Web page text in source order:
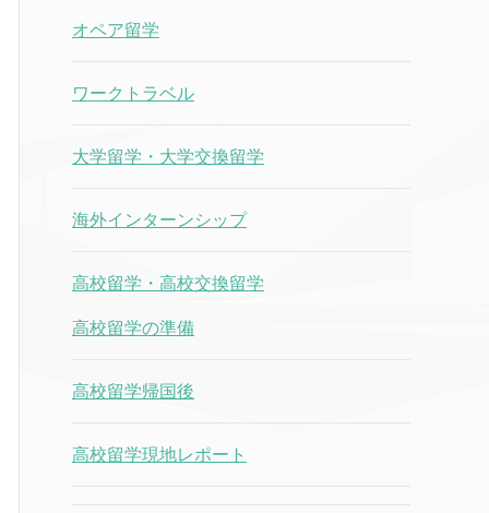
オペア留学
ワークトラベル
大学留学・大学交換留学
海外インターンシップ
高校留学・高校交換留学
高校留学の準備
高校留学帰国後
高校留学現地レポート